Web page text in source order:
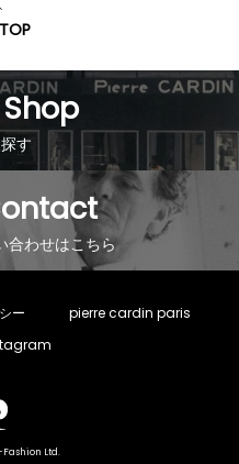
す
合わせはこちら
ー
pierre cardin paris
Fashion Ltd.